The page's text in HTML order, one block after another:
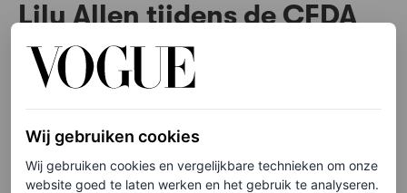
Lily Allen tijdens de CFDA
Awards 2025
De zangeres verscheen op de rode loper in een
Colleen Allen, die haar hele buik ontblootte,
gecombineerd met een vloerlange zijden rok. Voor een
Wij gebruiken cookies
Wij gebruiken cookies en vergelijkbare technieken om onze
website goed te laten werken en het gebruik te analyseren.